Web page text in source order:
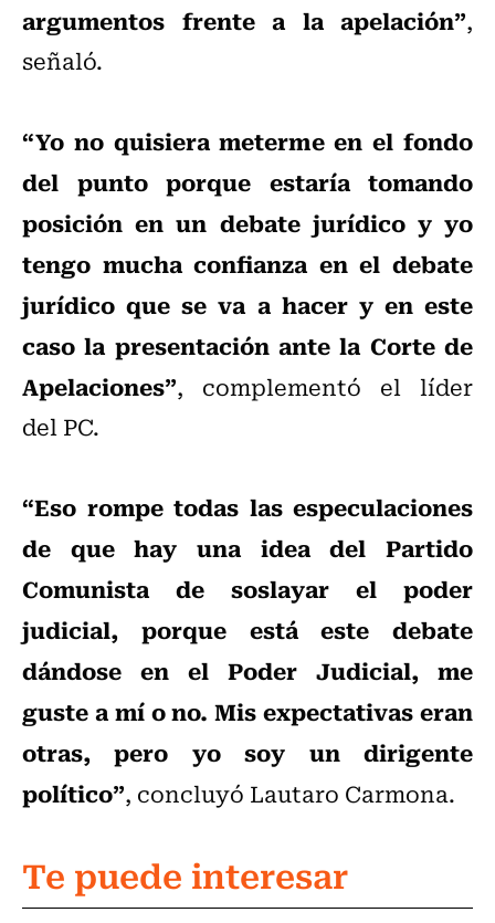
argumentos frente a la apelación”,
señaló.
“Yo no quisiera meterme en el fondo
del punto porque estaría tomando
posición en un debate jurídico y yo
tengo mucha confianza en el debate
jurídico que se va a hacer y en este
caso la presentación ante la Corte de
Apelaciones”, complementó el líder
del PC.
“Eso rompe todas las especulaciones
de que hay una idea del Partido
Comunista de soslayar el poder
judicial, porque está este debate
dándose en el Poder Judicial, me
guste a mí o no. Mis expectativas eran
otras, pero yo soy un dirigente
político”, concluyó Lautaro Carmona.
Te puede interesar